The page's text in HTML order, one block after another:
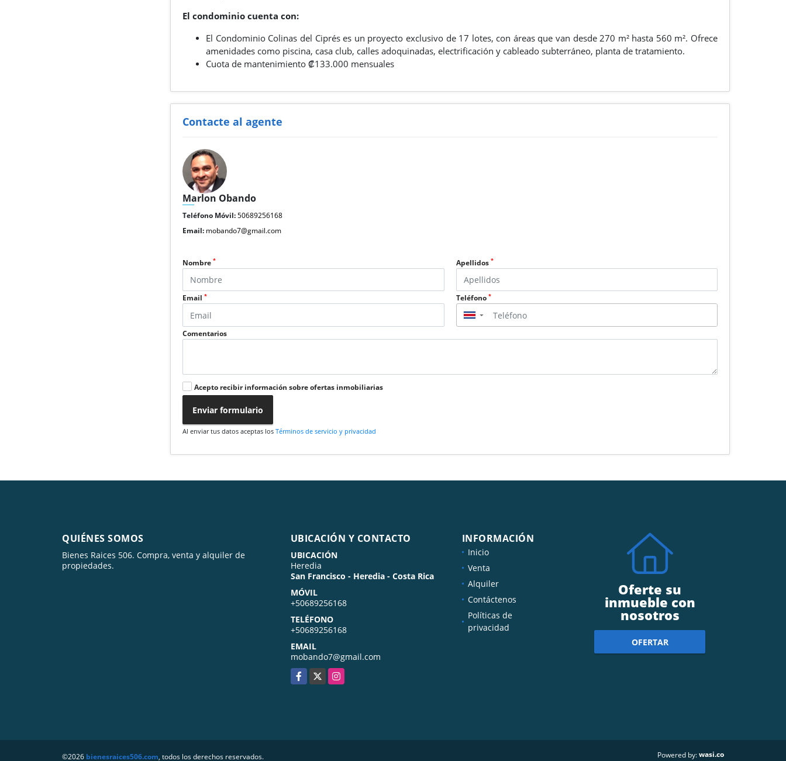
El condominio cuenta con:
El Condominio Colinas del Ciprés es un proyecto exclusivo de 17 lotes, con áreas que van desde 270 m² hasta 560 m². Ofrece
amenidades como piscina, casa club, calles adoquinadas, electrificación y cableado subterráneo, planta de tratamiento.
Cuota de mantenimiento ₡133.000 mensuales
Contacte al agente
Marlon Obando
Teléfono Móvil:50689256168
Email: mobando7@gmail.com
Nombre* Apellidos *
Email* Teléfono *
▼
Comentarios
Acepto recibir información sobre ofertas inmobiliarias
Enviar formulario
Al enviar tus datos aceptas losTérminos de servicio y privacidad
QUIÉNES SOMOS
Bienes Raices 506. Compra, venta y alquiler de
propiedades.
UBICACIÓN Y CONTACTO
UBICACIÓN
Heredia
San Francisco - Heredia - Costa Rica
MÓVIL
+50689256168
TELÉFONO
+50689256168
EMAIL
mobando7@gmail.com
Facebook
X Instagram
INFORMACIÓN
Inicio
Venta
Alquiler
Contáctenos
Políticas de
privacidad
Oferte su
inmueble con
nosotros
OFERTAR
©2026 bienesraices506.com, todos los derechos reservados. Powered by:wasi.co